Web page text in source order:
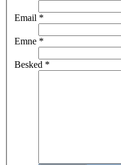
Email *
Emne *
Besked *